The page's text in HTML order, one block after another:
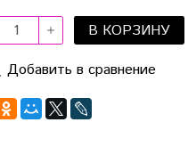
В КОРЗИНУ
Добавить в сравнение